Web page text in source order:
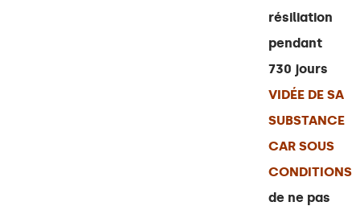
résiliation
pendant
730 jours
VIDÉE DE SA
SUBSTANCE
CAR SOUS
CONDITIONS
de ne pas